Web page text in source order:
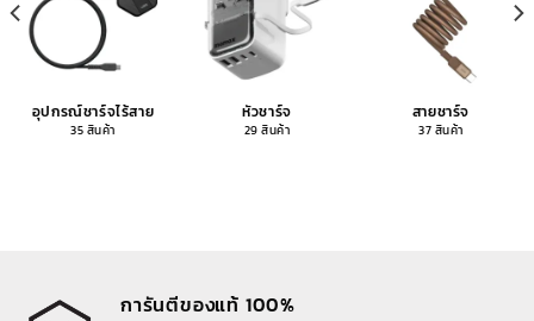
อุปกรณ์ชาร์จไร้สาย
35 สินค้า
หัวชาร์จ
29 สินค้า
สายชาร์จ
37 สินค้า
การันตีของแท้ 100%